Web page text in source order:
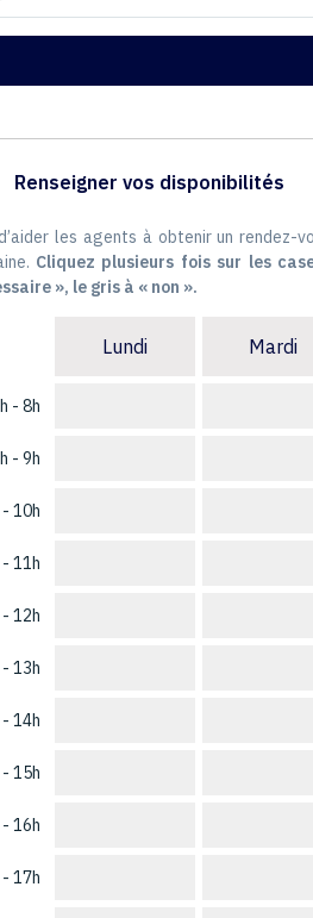
Renseigner vos disponibilités
les agents à obtenir un rendez-
Cliquez plusieurs fois sur les
», le gris à « non ».
- 8h
- 9h
10h
11h
12h
13h
14h
15h
16h
17h
Lundi Mardi